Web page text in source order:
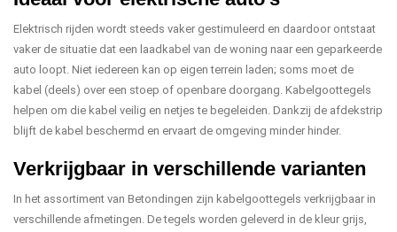
Elektrisch rijden wordt steeds vaker gestimuleerd en daardoor ontstaat
vaker de situatie dat een laadkabel van de woning naar een geparkeerde
auto loopt. Niet iedereen kan op eigen terrein laden; soms moet de
kabel (deels) over een stoep of openbare doorgang. Kabelgoottegels
helpen om die kabel veilig en netjes te begeleiden. Dankzij de afdekstrip
blijft de kabel beschermd en ervaart de omgeving minder hinder.
Verkrijgbaar in verschillende varianten
In het assortiment van Betondingen zijn kabelgoottegels verkrijgbaar in
verschillende afmetingen. De tegels worden geleverd in de kleur grijs,